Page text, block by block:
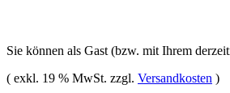
Sie können als Gast (bzw. mit Ihrem
( exkl. 19 % MwSt. zzgl. Versandkosten )